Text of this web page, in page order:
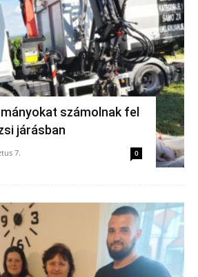
számolnak fel
járásban
7. 0